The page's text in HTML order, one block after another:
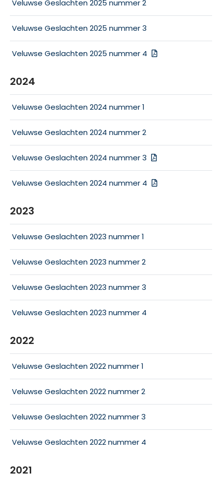
Veluwse Geslachten 2025 nummer 2
Veluwse Geslachten 2025 nummer 3
Veluwse Geslachten 2025 nummer 4
2024
Veluwse Geslachten 2024 nummer 1
Veluwse Geslachten 2024 nummer 2
Veluwse Geslachten 2024 nummer 3
Veluwse Geslachten 2024 nummer 4
2023
Veluwse Geslachten 2023 nummer 1
Veluwse Geslachten 2023 nummer 2
Veluwse Geslachten 2023 nummer 3
Veluwse Geslachten 2023 nummer 4
2022
Veluwse Geslachten 2022 nummer 1
Veluwse Geslachten 2022 nummer 2
Veluwse Geslachten 2022 nummer 3
Veluwse Geslachten 2022 nummer 4
2021